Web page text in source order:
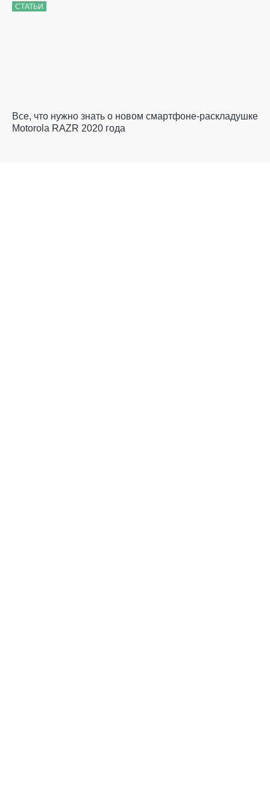
СТАТЬИ
Все, что нужно знать о новом смартфоне-раскладушке
Motorola RAZR 2020 года